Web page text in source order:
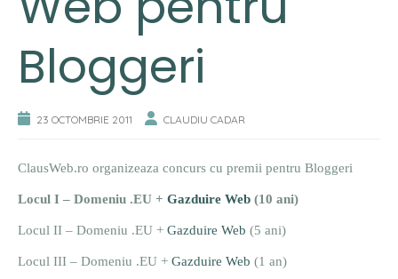
Bloggeri
23 OCTOMBRIE 2011 CLAUDIU CADAR
ClausWeb.ro organizeaza concurs cu premii pentru Bloggeri
Locul I – Domeniu .EU + Gazduire Web (10 ani)
Locul II – Domeniu .EU + Gazduire Web (5 ani)
Locul III – Domeniu .EU + Gazduire Web (1 an)